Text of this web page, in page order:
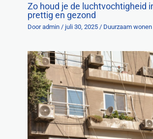
Zo houd je de luchtvochtigheid
prettig en gezond
Door admin / juli 30, 2025 / Duurzaam wonen